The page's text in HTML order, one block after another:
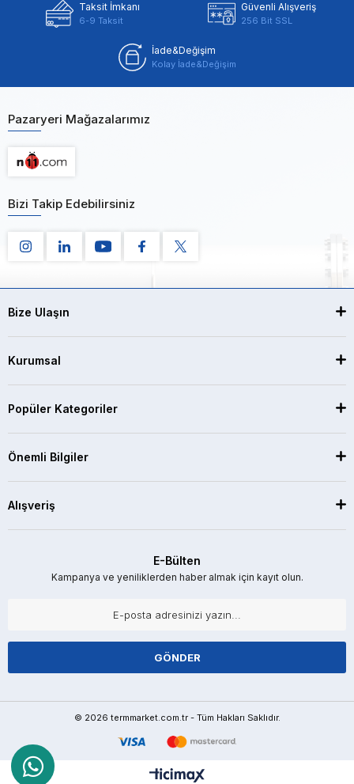
Taksit İmkanı
6-9 Taksit
Güvenli Alışveriş
256 Bit SSL
İade&Değişim
Kolay İade&Değişim
Pazaryeri Mağazalarımız
Bizi Takip Edebilirsiniz
Bize Ulaşın
Kurumsal
Popüler Kategoriler
Önemli Bilgiler
Alışveriş
E-Bülten
Kampanya ve yeniliklerden haber almak için kayıt olun.
GÖNDER
© 2026 termmarket.com.tr - Tüm Hakları Saklıdır.